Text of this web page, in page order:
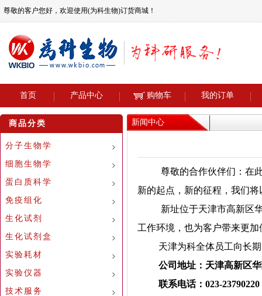
尊敬的客户您好，欢迎使用(为科生物)订货商城！
首页 产品中心 购物车 我的订单
商品分类
分子生物学
细胞生物学
蛋白质科学
免疫组化
生化试剂
生化试剂盒
实验耗材
实验仪器
技术服务
新闻中心
尊敬的合作伙伴们： 在
新的起点，新的征程，我们
新址位于天津市高新区
工作环境，也为客户带来更
天津为科全体员工向长
公司地址：天津高新区华
联系电话：023-23790220